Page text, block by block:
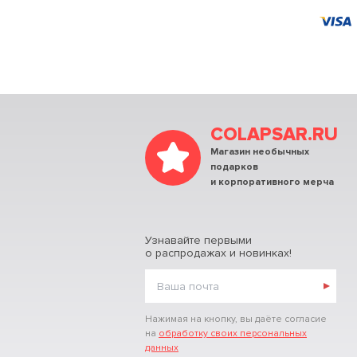
COLAPSAR.RU
Магазин необычных
подарков
и корпоративного мерча
Узнавайте первыми
о распродажах и новинках!
Нажимая на кнопку, вы даёте согласие
на обработку своих персональных
данных